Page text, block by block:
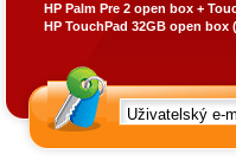
HP Palm Pre 2 open box +
HP TouchPad 32GB open